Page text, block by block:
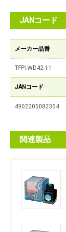
JANコード
メーカー品番
TFPI-WD42-11
JANコード
4902205082354
関連製品